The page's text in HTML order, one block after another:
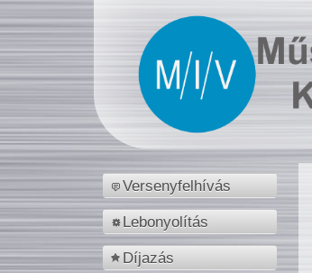
Versenyfelhívás
Lebonyolítás
Díjazás